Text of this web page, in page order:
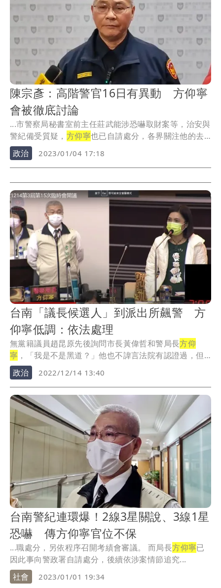
陳宗彥：高階警官16日有異動 方仰寧
會被徹底討論
...市警察局秘書室前主任莊武能涉恐嚇取財案等，治安與
警紀備受質疑， 方仰寧也已自請處分，各界關注他的去
留。
政治 2023/01/04 17:18
台南「議長候選人」到派出所飆警 方
仰寧低調：依法處理
無黨籍議員趙昆原先後詢問市長黃偉哲和警局長方仰
寧 ，「我是不是黑道？」他也不諱言法院有認證過，但
對於有...
政治 2022/12/14 13:40
台南警紀連環爆！2線3星關說、3線1星
恐嚇 傳方仰寧官位不保
...職處分，另依程序召開考績會審議。 而局長方仰寧已
因此事向警政署自請處分，後續依涉案情節追究...
社會
2023/01/01 19:34